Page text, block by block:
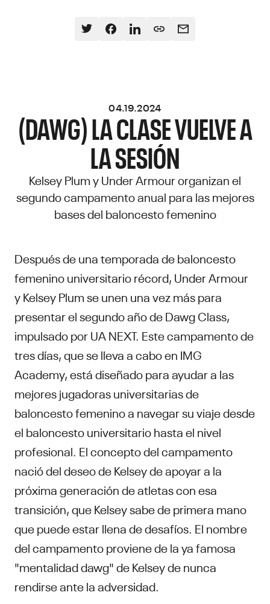
04.19.2024
(DAWG) LA CLASE VUELVE A
LA SESIÓN
Kelsey Plum y Under Armour organizan el
segundo campamento anual para las mejores
bases del baloncesto femenino
Después de una temporada de baloncesto
femenino universitario récord, Under Armour
y Kelsey Plum se unen una vez más para
presentar el segundo año de Dawg Class,
impulsado por UA NEXT. Este campamento de
tres días, que se lleva a cabo en IMG
Academy, está diseñado para ayudar a las
mejores jugadoras universitarias de
baloncesto femenino a navegar su viaje desde
el baloncesto universitario hasta el nivel
profesional. El concepto del campamento
nació del deseo de Kelsey de apoyar a la
próxima generación de atletas con esa
transición, que Kelsey sabe de primera mano
que puede estar llena de desafíos. El nombre
del campamento proviene de la ya famosa
"mentalidad dawg" de Kelsey de nunca
rendirse ante la adversidad.